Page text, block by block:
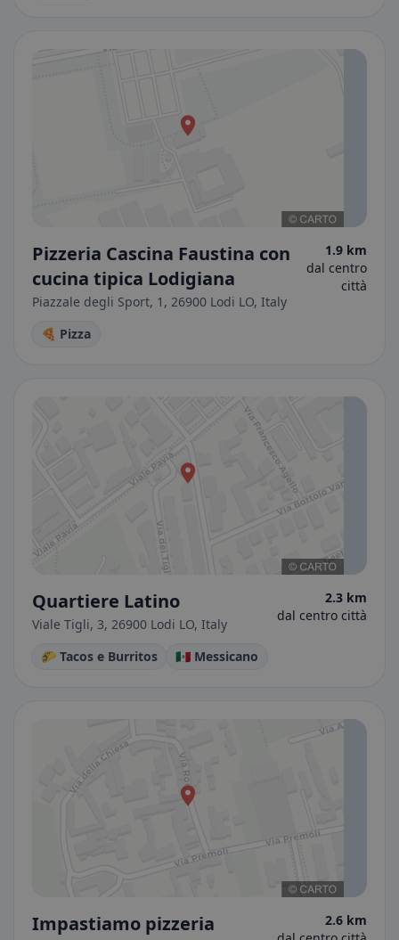
Pizzeria Cascina Faustina con
cucina tipica Lodigiana
Piazzale degli Sport, 1, 26900 Lodi LO, Italy
1.9 km
dal centro
città
🍕 Pizza
Quartiere Latino
Viale Tigli, 3, 26900 Lodi LO, Italy
2.3 km
dal centro città
🌮 Tacos e Burritos 🇲🇽 Messicano
Impastiamo pizzeria
2.6 km